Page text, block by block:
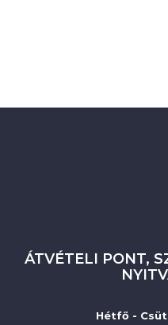
ÁTVÉTELI PONT,
Hétfő -